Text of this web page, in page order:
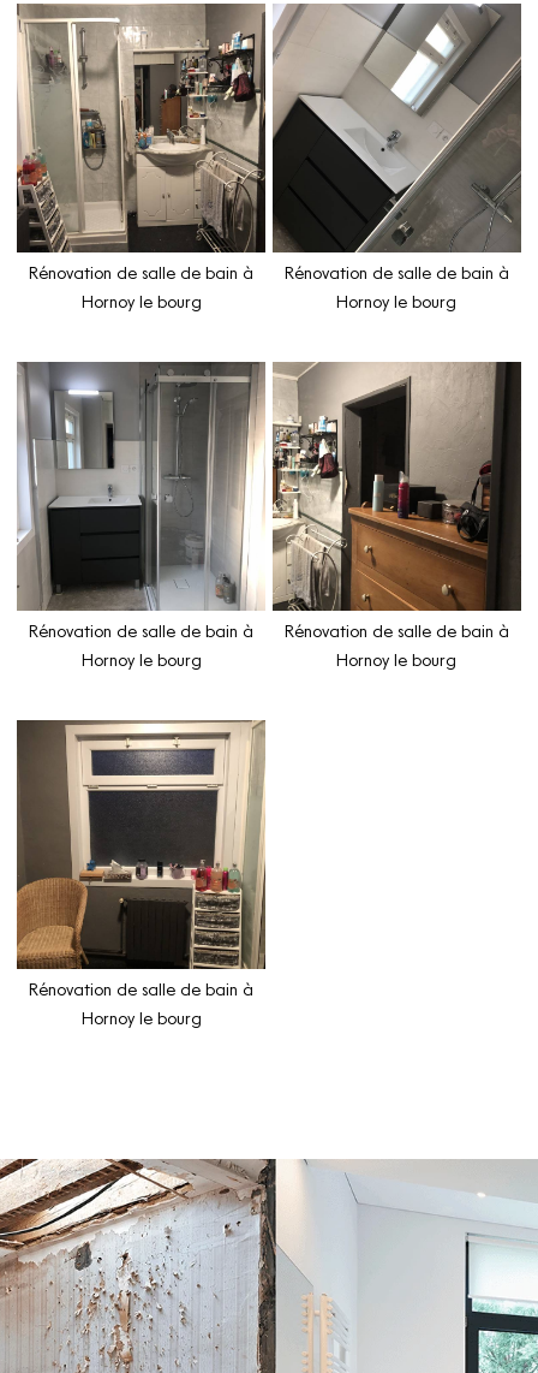
Rénovation de salle de bain à
Hornoy le bourg
Rénovation de salle de bain à
Hornoy le bourg
Rénovation de salle de bain à
Hornoy le bourg
Rénovation de salle de bain à
Hornoy le bourg
Rénovation de salle de bain à
Hornoy le bourg